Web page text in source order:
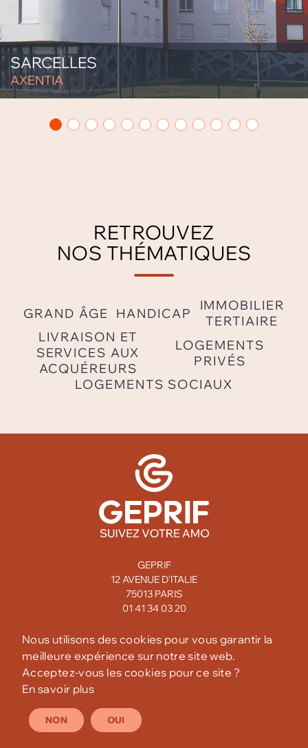
SARCELLES
AXENTIA
RETROUVEZ
NOS THÉMATIQUES
GRAND ÂGE HANDICAP
IMMOBILIER
TERTIAIRE
LIVRAISON ET
SERVICES AUX
ACQUÉREURS
LOGEMENTS
PRIVÉS
LOGEMENTS SOCIAUX
GEPRIF
12 AVENUE D'ITALIE
75013 PARIS
01 41 34 03 20
MENTIONS LÉGALES
CONFIDENTIALITÉ
Nous utilisons des cookies pour vous garantir la
meilleure expérience sur notre site web.
Acceptez-vous les cookies pour ce site ?
En savoir plus
OUI
NON